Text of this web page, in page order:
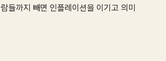
들까지 빼면 인플레이션을 이기고 의미